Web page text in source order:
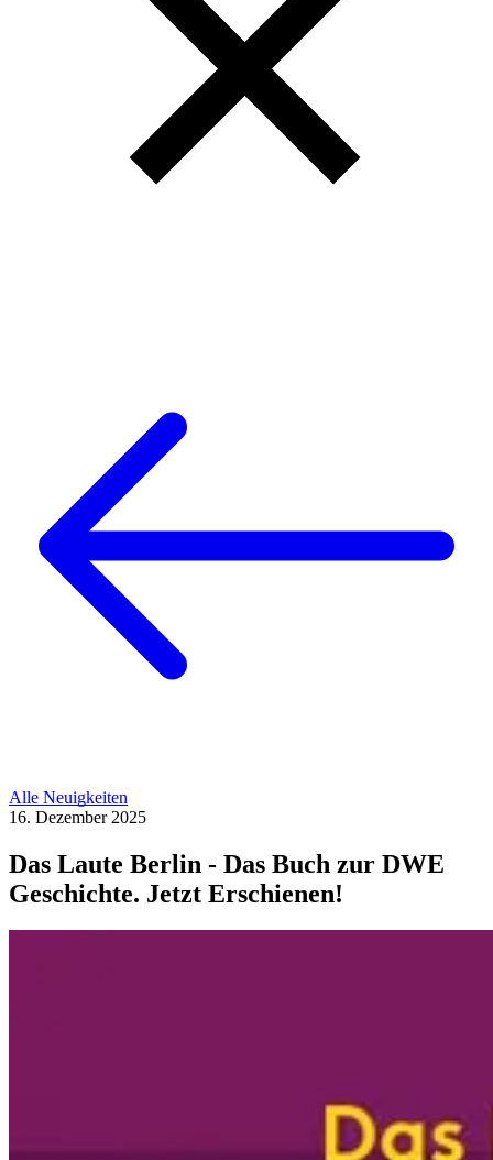
Alle Neuigkeiten
16. Dezember 2025
Das Laute Berlin - Das Buch zur DWE
Geschichte. Jetzt Erschienen!